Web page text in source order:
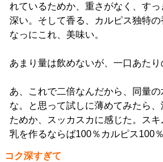
れているためか、重さがなく、す
深い。そして香る、カルピス独特の
なっにこれ、美味い。
あまり量は飲めないが、一口あたり
あ、これで二倍なんだから、同量
な。と思って試しに薄めてみたら
ためか、スッカスカに感じた。ス
乳を作るならば100％カルピス100
コク深すぎて